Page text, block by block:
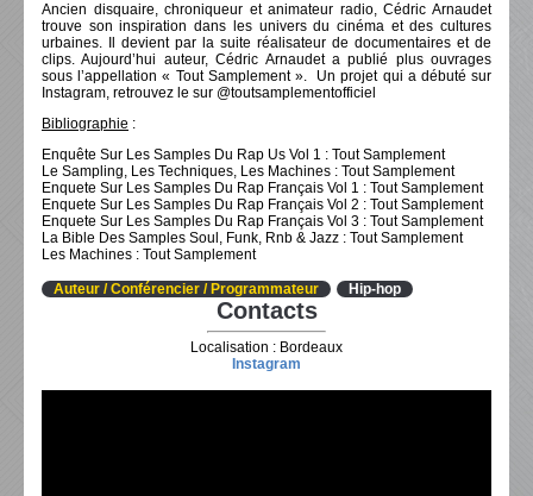
Ancien disquaire, chroniqueur et animateur radio, Cédric Arnaudet
trouve son inspiration dans les univers du cinéma et des cultures
urbaines. Il devient par la suite réalisateur de documentaires et de
clips. Aujourd’hui auteur, Cédric Arnaudet a publié plus ouvrages
sous l’appellation « Tout Samplement ». Un projet qui a débuté sur
Instagram, retrouvez le sur @toutsamplementofficiel
Bibliographie :
Enquête Sur Les Samples Du Rap Us Vol 1 : Tout Samplement
Le Sampling, Les Techniques, Les Machines : Tout Samplement
Enquete Sur Les Samples Du Rap Français Vol 1 : Tout Samplement
Enquete Sur Les Samples Du Rap Français Vol 2 : Tout Samplement
Enquete Sur Les Samples Du Rap Français Vol 3 : Tout Samplement
La Bible Des Samples Soul, Funk, Rnb & Jazz : Tout Samplement
Les Machines : Tout Samplement
Auteur / Conférencier / Programmateur Hip-hop
Contacts
Localisation : Bordeaux
Instagram